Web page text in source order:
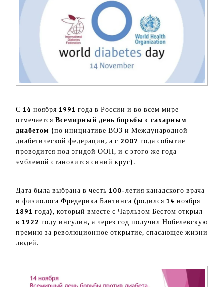
С 14 ноября 1991 года в России и во всем мире
отмечается Всемирный день борьбы с сахарным
диабетом (по инициативе ВОЗ и Международной
диабетической федерации, а с 2007 года событие
проводится под эгидой ООН, и с этого же года
эмблемой становится синий круг).
Дата была выбрана в честь 100-летия канадского врача
и физиолога Фредерика Бантинга (родился 14 ноября
1891 года), который вместе с Чарльзом Бестом открыл
в 1922 году инсулин, а через год получил Нобелевскую
премию за революционное открытие, спасающее жизни
людей.